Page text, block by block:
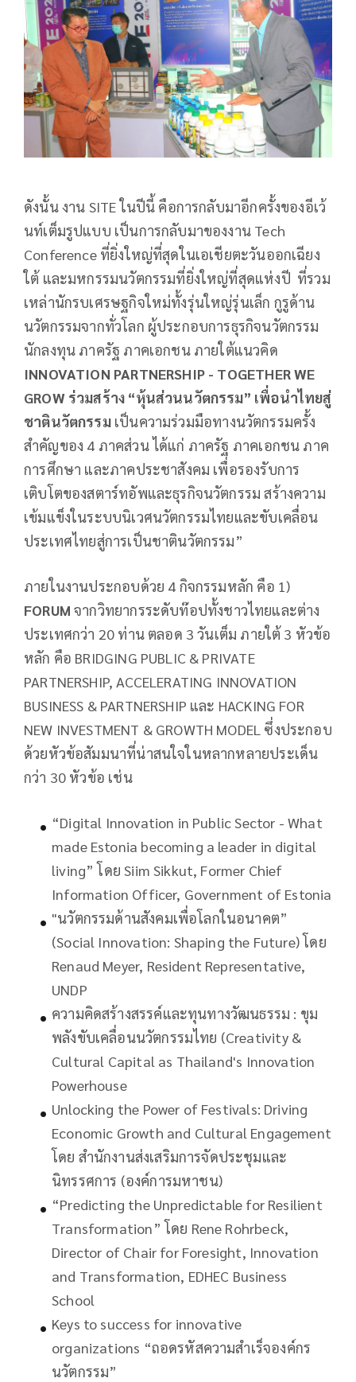
ดังนั้น งาน SITE ในปีนี้ คือการกลับมาอีกครั้งของอีเว้
นท์เต็มรูปแบบ เป็นการกลับมาของงาน Tech
Conference ที่ยิ่งใหญ่ที่สุดในเอเชียตะวันออกเฉียง
ใต้ และมหกรรมนวัตกรรมที่ยิ่งใหญ่ที่สุดแห่งปี ที่รวม
เหล่านักรบเศรษฐกิจใหม่ทั้งรุ่นใหญ่รุ่นเล็ก กูรูด้าน
นวัตกรรมจากทั่วโลก ผู้ประกอบการธุรกิจนวัตกรรม
นักลงทุน ภาครัฐ ภาคเอกชน ภายใต้แนวคิด
INNOVATION PARTNERSHIP - TOGETHER WE
GROW ร่วมสร้าง “หุ้นส่วนนวัตกรรม” เพื่อนำไทยสู่
ชาตินวัตกรรมเป็นความร่วมมือทางนวัตกรรมครั้ง
สำคัญของ 4 ภาคส่วน ได้แก่ ภาครัฐ ภาคเอกชน ภาค
การศึกษา และภาคประชาสังคม เพื่อรองรับการ
เติบโตของสตาร์ทอัพและธุรกิจนวัตกรรม สร้างความ
เข้มแข็งในระบบนิเวศนวัตกรรมไทยและขับเคลื่อน
ประเทศไทยสู่การเป็นชาตินวัตกรรม”
ภายในงานประกอบด้วย 4 กิจกรรมหลัก คือ 1)
FORUM จากวิทยากรระดับท๊อปทั้งชาวไทยและต่าง
ประเทศกว่า 20 ท่าน ตลอด 3 วันเต็ม ภายใต้ 3 หัวข้อ
หลัก คือ BRIDGING PUBLIC & PRIVATE
PARTNERSHIP, ACCELERATING INNOVATION
BUSINESS & PARTNERSHIP และ HACKING FOR
NEW INVESTMENT & GROWTH MODEL ซึ่งประกอบ
ด้วยหัวข้อสัมมนาที่น่าสนใจในหลากหลายประเด็น
กว่า 30 หัวข้อ เช่น
“Digital Innovation in Public Sector - What
made Estonia becoming a leader in digital
living” โดย Siim Sikkut, Former Chief
Information Officer, Government of Estonia
"นวัตกรรมด้านสังคมเพื่อโลกในอนาคต”
(Social Innovation: Shaping the Future) โดย
Renaud Meyer, Resident Representative,
UNDP
ความคิดสร้างสรรค์และทุนทางวัฒนธรรม : ขุม
พลังขับเคลื่อนนวัตกรรมไทย (Creativity &
Cultural Capital as Thailand's Innovation
Powerhouse
Unlocking the Power of Festivals: Driving
Economic Growth and Cultural Engagement
โดย สำนักงานส่งเสริมการจัดประชุมและ
นิทรรศการ (องค์การมหาชน)
“Predicting the Unpredictable for Resilient
Transformation” โดย Rene Rohrbeck,
Director of Chair for Foresight, Innovation
and Transformation, EDHEC Business
School
Keys to success for innovative
organizations “ถอดรหัสความสำเร็จองค์กร
นวัตกรรม”